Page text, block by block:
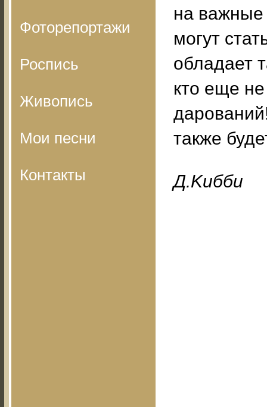
Фоторепортажи
Роспись
Живопись
Мои песни
Контакты
на важные
могут
обладает
кто еще
также
Д.Kибби